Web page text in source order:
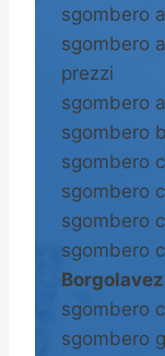
sgombero
sgombero
prezzi
sgombero
sgombero
sgombero
sgombero
sgombero
sgombero
sgombero
sgombero